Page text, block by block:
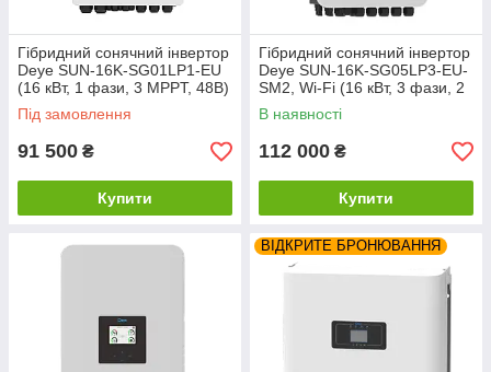
Гібридний сонячний інвертор
Deye SUN-16K-SG01LP1-EU
(16 кВт, 1 фази, 3 MPPT, 48В)
Під замовлення
91 500 ₴
Купити
Гібридний сонячний інвертор
Deye SUN-16K-SG05LP3-EU-
SM2, Wi-Fi (16 кВт, 3 фази, 2
MPPT, 48В)
В наявності
112 000 ₴
Купити
ВІДКРИТЕ БРОНЮВАННЯ